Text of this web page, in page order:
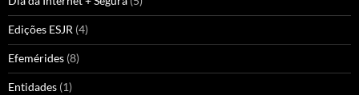
Edições ESJR (4)
Efemérides (8)
Entidades (1)